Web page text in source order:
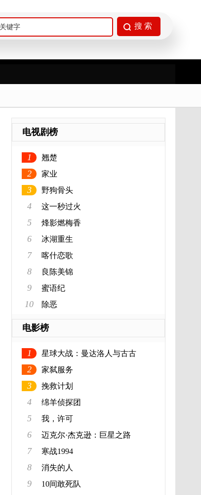
电视剧榜
1 翘楚
2 家业
3 野狗骨头
4 这一秒过火
5 烽影燃梅香
6 冰湖重生
7 喀什恋歌
8 良陈美锦
9 蜜语纪
10 除恶
电影榜
1 星球大战：曼达洛人与古古
2 家弑服务
3 挽救计划
4 绵羊侦探团
5 我，许可
6 迈克尔·杰克逊：巨星之路
7 寒战1994
8 消失的人
9 10间敢死队